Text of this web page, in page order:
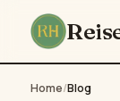
Home/Blog